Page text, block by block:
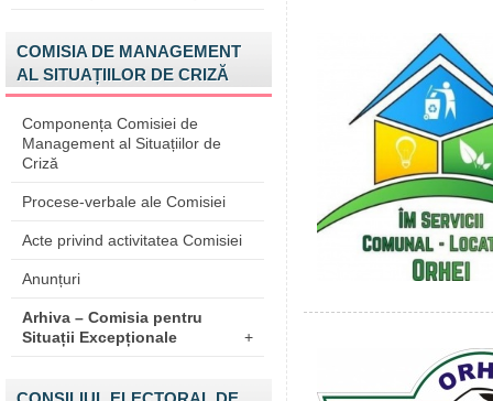
COMISIA DE MANAGEMENT
AL SITUAȚIILOR DE CRIZĂ
Componența Comisiei de
Management al Situațiilor de
Criză
Procese-verbale ale Comisiei
Acte privind activitatea Comisiei
Anunțuri
Arhiva – Comisia pentru
Situații Excepționale
+